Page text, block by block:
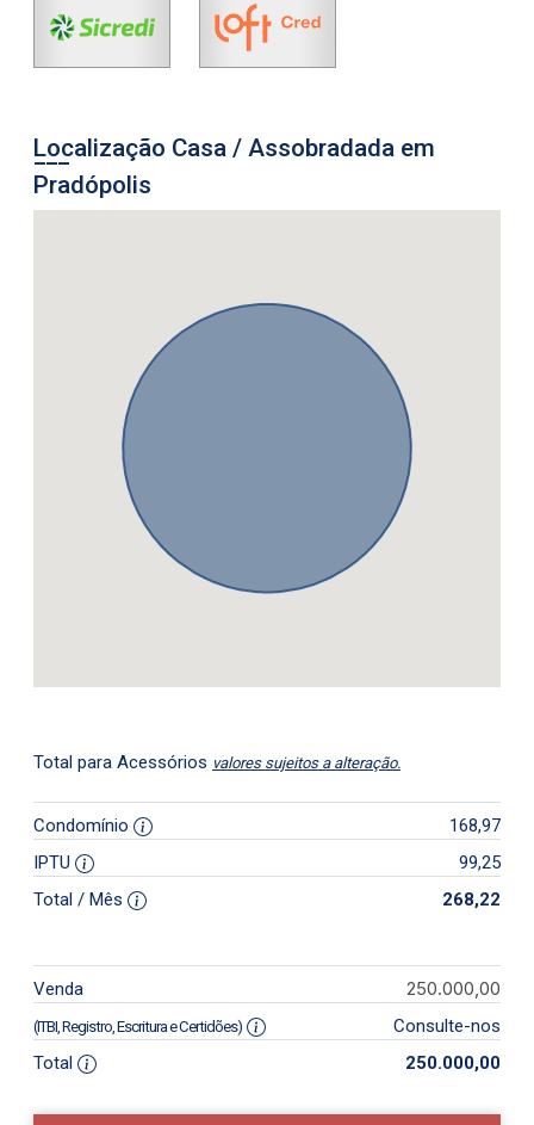
Localização Casa / Assobradada em
Pradópolis
Total para Acessórios valores sujeitos a alteração.
Condomínio
168,97
IPTU
99,25
Total / Mês
268,22
Venda 250.000,00
(ITBI, Registro, Escritura e Certidões)
Consulte-nos
Total
250.000,00